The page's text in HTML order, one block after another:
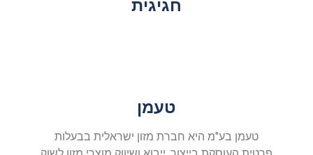
חגיגית
טעמן
טעמן בע"מ היא חברת מזון ישראלית בבעלות